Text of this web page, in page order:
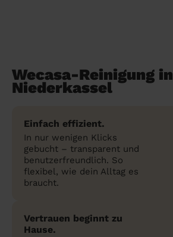
Wecasa-Reinigung in
Niederkassel
Einfach effizient.
In nur wenigen Klicks
gebucht – transparent und
benutzerfreundlich. So
flexibel, wie dein Alltag es
braucht.
Vertrauen beginnt zu
Hause.